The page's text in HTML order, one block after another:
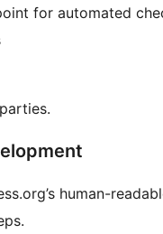
for automated
human-